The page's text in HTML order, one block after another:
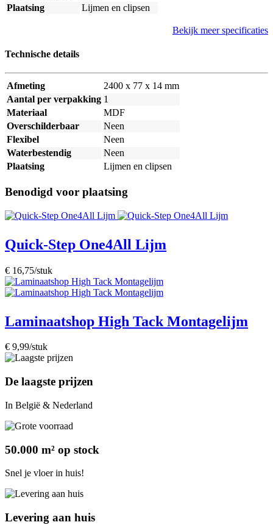
Plaatsing
Lijmen en clipsen
Bekijk meer specificaties
Technische details
Afmeting
2400 x 77 x 14 mm
Aantal per verpakking 1
Materiaal
MDF
Overschilderbaar
Neen
Flexibel
Neen
Waterbestendig
Neen
Plaatsing
Lijmen en clipsen
Benodigd voor plaatsing
Quick-Step One4All Lijm
€ 16,75/stuk
Laminaatshop High Tack Montagelijm
€ 9,99/stuk
De laagste prijzen
In België & Nederland
50.000 m² op stock
Snel je vloer in huis!
Levering aan huis